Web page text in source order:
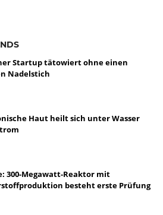
Startup tätowiert ohne einen
Nadelstich
Haut heilt sich unter Wasser
300-Megawatt-Reaktor mit
besteht erste Prüfung